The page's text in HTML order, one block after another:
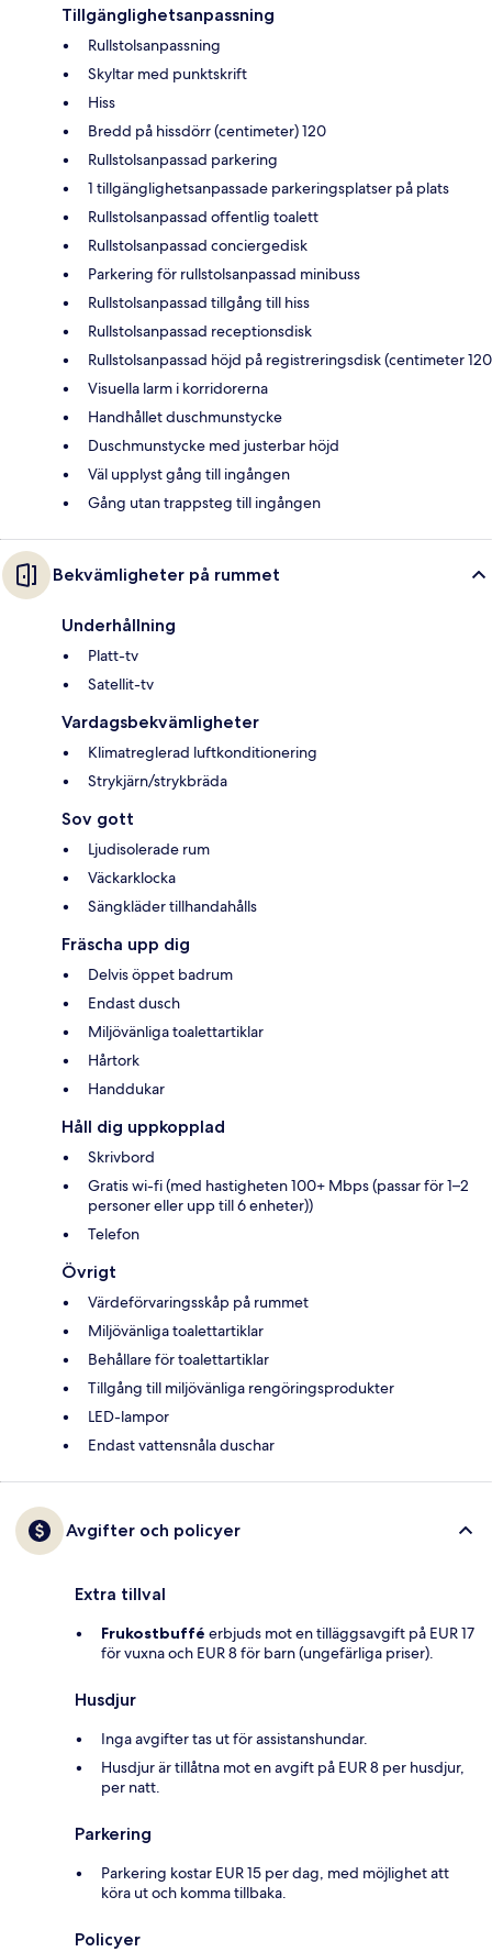
Tillgänglighetsanpassning
Rullstolsanpassning
Skyltar med punktskrift
Hiss
Bredd på hissdörr (centimeter) 120
Rullstolsanpassad parkering
1 tillgänglighetsanpassade parkeringsplatser på plats
Rullstolsanpassad offentlig toalett
Rullstolsanpassad conciergedisk
Parkering för rullstolsanpassad minibuss
Rullstolsanpassad tillgång till hiss
Rullstolsanpassad receptionsdisk
Rullstolsanpassad höjd på registreringsdisk (centimeter 120
Visuella larm i korridorerna
Handhållet duschmunstycke
Duschmunstycke med justerbar höjd
Väl upplyst gång till ingången
Gång utan trappsteg till ingången
Bekvämligheter på rummet
Underhållning
Platt-tv
Satellit-tv
Vardagsbekvämligheter
Klimatreglerad luftkonditionering
Strykjärn/strykbräda
Sov gott
Ljudisolerade rum
Väckarklocka
Sängkläder tillhandahålls
Fräscha upp dig
Delvis öppet badrum
Endast dusch
Miljövänliga toalettartiklar
Hårtork
Handdukar
Håll dig uppkopplad
Skrivbord
Gratis wi-fi (med hastigheten 100+ Mbps (passar för 1–2
personer eller upp till 6 enheter))
Telefon
Övrigt
Värdeförvaringsskåp på rummet
Miljövänliga toalettartiklar
Behållare för toalettartiklar
Tillgång till miljövänliga rengöringsprodukter
LED-lampor
Endast vattensnåla duschar
Avgifter och policyer
Extra tillval
Frukostbuffé erbjuds mot en tilläggsavgift på EUR 17
för vuxna och EUR 8 för barn (ungefärliga priser).
Husdjur
Inga avgifter tas ut för assistanshundar.
Husdjur är tillåtna mot en avgift på EUR 8 per husdjur,
per natt.
Parkering
Parkering kostar EUR 15 per dag, med möjlighet att
köra ut och komma tillbaka.
Policyer